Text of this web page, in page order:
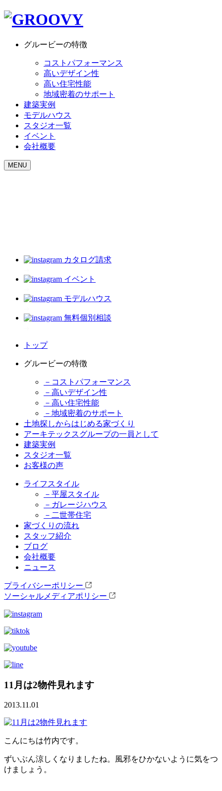
グルービーの特徴
コストパフォーマンス
高いデザイン性
高い住宅性能
地域密着のサポート
建築実例
モデルハウス
スタジオ一覧
イベント
会社概要
MENU
カタログ請求
イベント
モデルハウス
無料個別相談
トップ
グルービーの特徴
－コストパフォーマンス
－高いデザイン性
－高い住宅性能
－地域密着のサポート
土地探しからはじめる家づくり
アーキテックスグループの一員として
建築実例
スタジオ一覧
お客様の声
ライフスタイル
－平屋スタイル
－ガレージハウス
－二世帯住宅
家づくりの流れ
スタッフ紹介
ブログ
会社概要
ニュース
プライバシーポリシー
ソーシャルメディアポリシー
11月は2物件見れます
2013.11.01
こんにちは竹内です。
ずいぶん涼しくなりましたね。風邪をひかないように気をつ
けましょう。